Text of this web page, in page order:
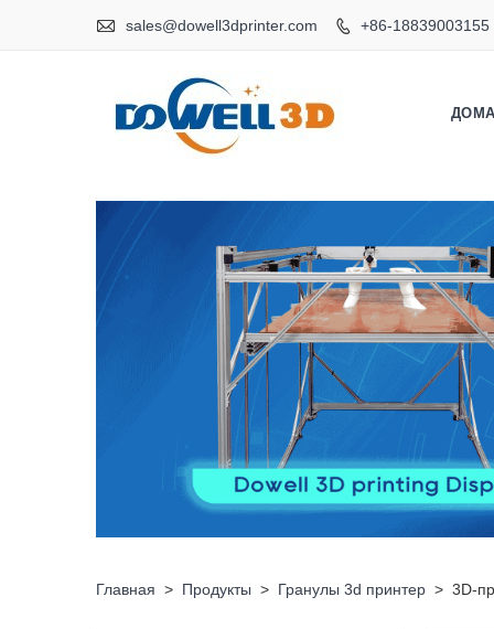
 sales@dowell3dprinter.com  +86-18839003155
ДОМА
Главная > Продукты > Гранулы 3d принтер > 3D-